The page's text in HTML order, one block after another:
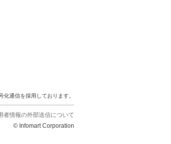
通信を採用しております。
者情報の外部送信について
© Infomart Corporation